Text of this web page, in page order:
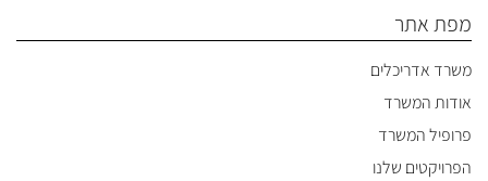
מפת אתר
משרד אדריכלים
אודות המשרד
פרופיל המשרד
הפרויקטים שלנו